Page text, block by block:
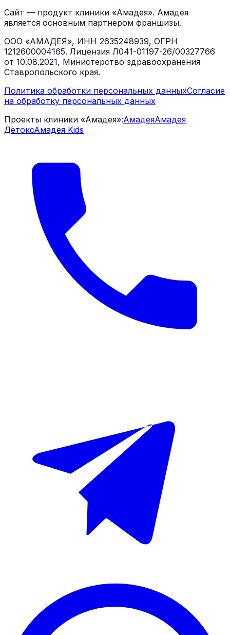
Сайт — продукт клиники «Амадея». Амадея
является основным партнером франшизы.
ООО «АМАДЕЯ», ИНН 2635248939, ОГРН
1212600004165. Лицензия Л041-01197-26/00327766
от 10.08.2021, Министерство здравоохранения
Ставропольского края.
Политика обработки персональных данныхСогласие
на обработку персональных данных
Проекты клиники «Амадея»:АмадеяАмадея
ДетоксАмадея Kids